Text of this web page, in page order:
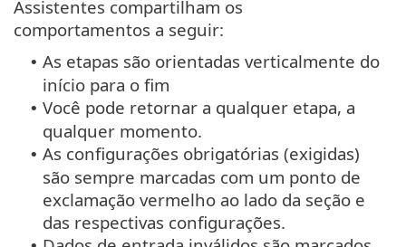
Assistentes compartilham os
comportamentos a seguir:
• As etapas são orientadas verticalmente do
início para o fim
• Você pode retornar a qualquer etapa, a
qualquer momento.
• As configurações obrigatórias (exigidas)
são sempre marcadas com um ponto de
exclamação vermelho ao lado da seção e
das respectivas configurações.